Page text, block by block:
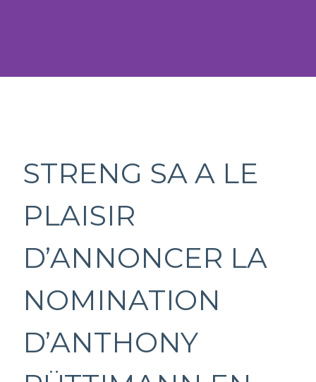
STRENG SA A LE
PLAISIR
D’ANNONCER LA
NOMINATION
D’ANTHONY